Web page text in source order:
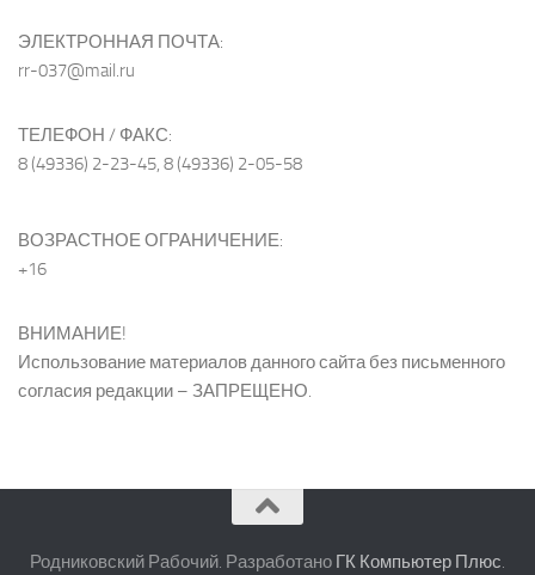
ЭЛЕКТРОННАЯ ПОЧТА:
rr-037@mail.ru
ТЕЛЕФОН / ФАКС:
8 (49336) 2-23-45, 8 (49336) 2-05-58
ВОЗРАСТНОЕ ОГРАНИЧЕНИЕ:
+16
ВНИМАНИЕ!
Использование материалов данного сайта без письменного
согласия редакции – ЗАПРЕЩЕНО.
Родниковский Рабочий. Разработано ГК Компьютер Плюс.